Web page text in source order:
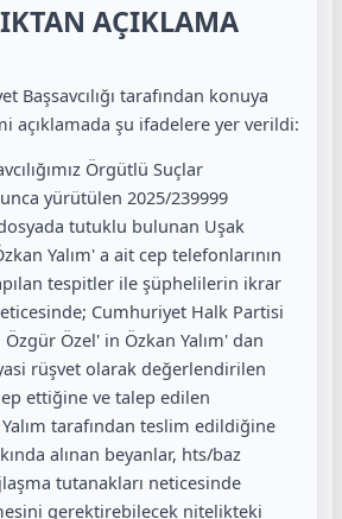
AÇIKLAMA
Başsavcılığı tarafından konuya
açıklamada şu ifadelere yer verildi:
Örgütlü Suçlar
yürütülen 2025/239999
tutuklu bulunan Uşak
Yalım' a ait cep telefonlarının
tespitler ile şüphelilerin ikrar
Cumhuriyet Halk Partisi
Özel' in Özkan Yalım' dan
rüşvet olarak değerlendirilen
ettiğine ve talep edilen
tarafından teslim edildiğine
alınan beyanlar, hts/baz
tutanakları neticesinde
gerektirebilecek nitelikteki